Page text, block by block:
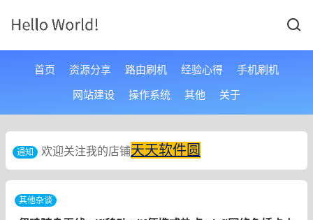
首页 资源分享 路由刷机 经验心得
手机刷机
网站建设
操作系统 其他 关于
通知 欢迎关注我的店铺天天软件圆
其他杂谈